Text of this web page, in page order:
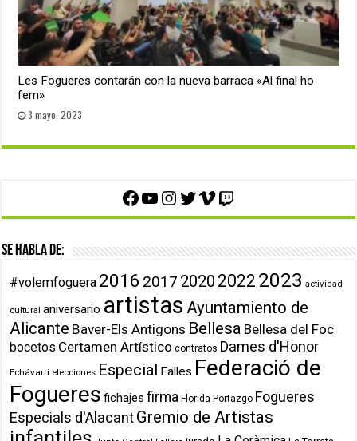
Les Fogueres contarán con la nueva barraca «Al final ho
fem»
3 mayo, 2023
Facebook
YouTube
Instagram
Twitter
Vimeo
Twitch
Se habla de:
#volemfoguera 2016 2017 2020 2022 2023 actividad
cultural aniversario artistas Ayuntamiento de
Alicante Baver-Els Antigons Bellesa Bellesa del Foc
bocetos Certamen Artístico contratos Dames d'Honor
Echávarri elecciones Especial Falles Federació de
Fogueres fichajes firma Florida Portazgo Fogueres
Especials d'AlacantGremio de Artistas